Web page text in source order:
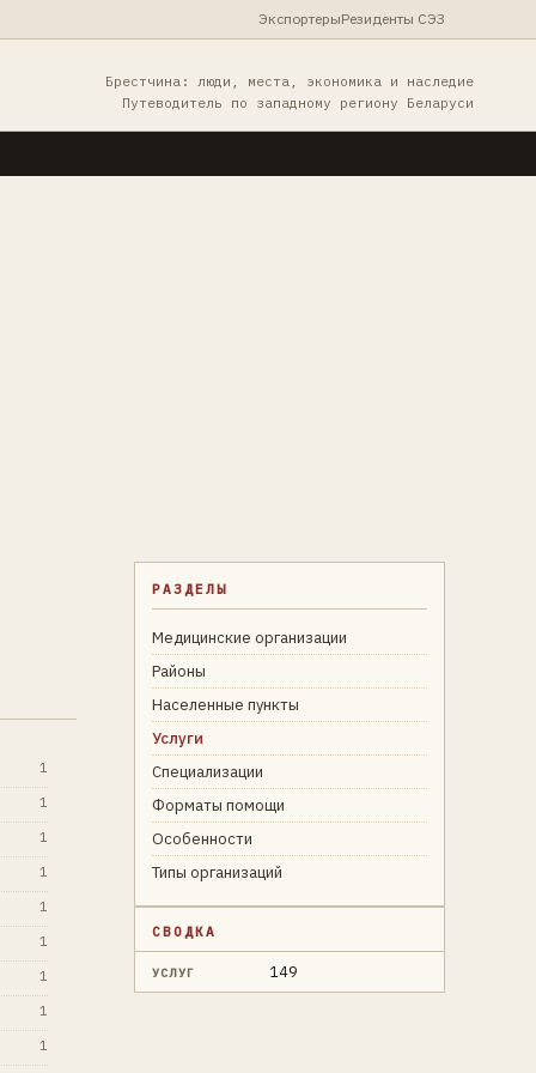
ЭкспортерыРезиденты СЭЗ
Брестчина: люди, места, экономика и наследие
Путеводитель по западному региону Беларуси
1
1
1
1
1
1
1
1
1
РАЗДЕЛЫ
Медицинские организации
Районы
Населенные пункты
Услуги
Специализации
Форматы помощи
Особенности
Типы организаций
СВОДКА
УСЛУГ 149